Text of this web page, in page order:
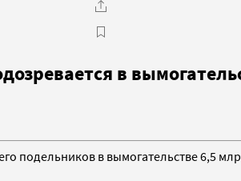
в
подельников в вымогательстве 6,5